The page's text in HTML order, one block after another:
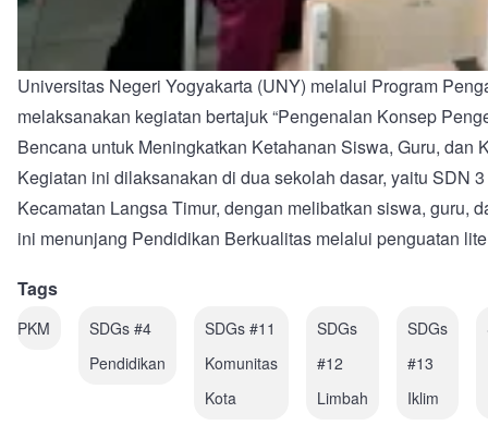
Universitas Negeri Yogyakarta (UNY) melalui Program
melaksanakan kegiatan bertajuk “Pengenalan Konsep
Bencana untuk Meningkatkan Ketahanan Siswa, Guru, dan
Kegiatan ini dilaksanakan di dua sekolah dasar, yaitu SDN
Kecamatan Langsa Timur, dengan melibatkan siswa, guru,
ini menunjang Pendidikan Berkualitas melalui penguatan
Tags
PKM
SDGs #4
Pendidikan
SDGs #11
Komunitas
Kota
SDGs
#12
Limbah
SDGs
#13
Iklim